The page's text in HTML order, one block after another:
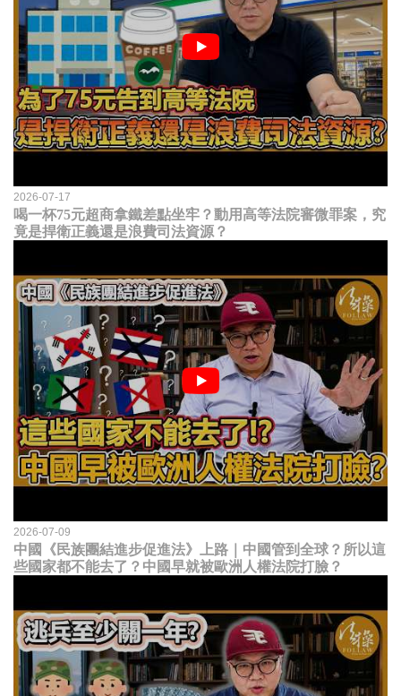
2026-07-17
喝一杯75元超商拿鐵差點坐牢？動用高等法院審微罪案，究
竟是捍衛正義還是浪費司法資源？
2026-07-09
中國《民族團結進步促進法》上路｜中國管到全球？所以這
些國家都不能去了？中國早就被歐洲人權法院打臉？